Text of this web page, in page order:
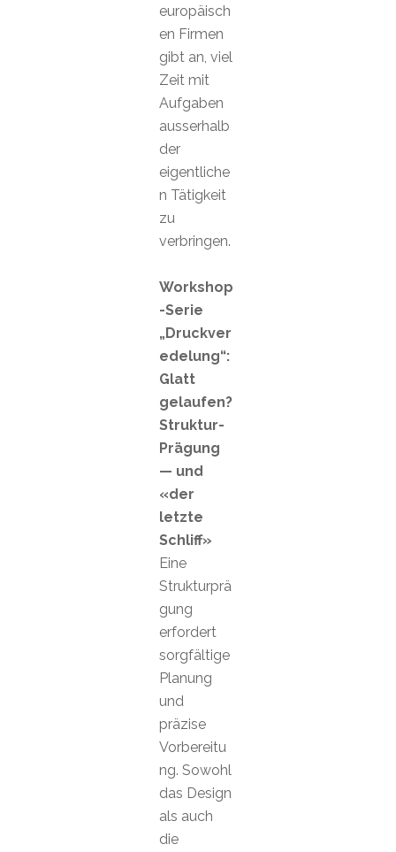
europäisch
en Firmen
gibt an, viel
Zeit mit
Aufgaben
ausserhalb
der
eigentliche
n Tätigkeit
zu
verbringen.
Workshop
-Serie
„Druckver
edelung“:
Glatt
gelaufen?
Struktur-
Prägung
— und
«der
letzte
Schliff»
Eine
Strukturprä
gung
erfordert
sorgfältige
Planung
und
präzise
Vorbereitu
ng. Sowohl
das Design
als auch
die